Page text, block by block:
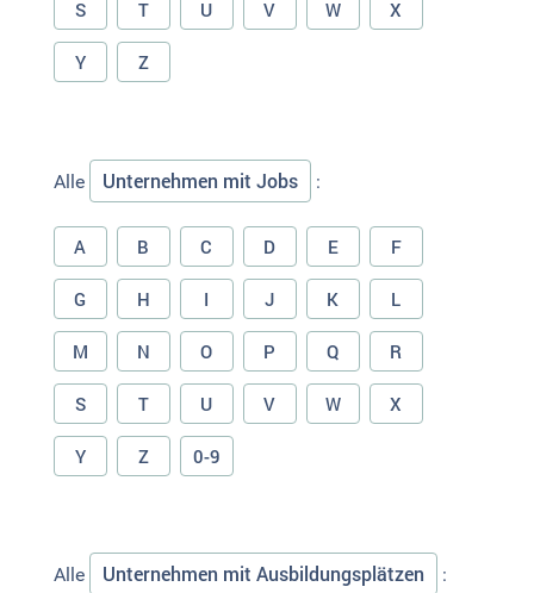
S T U V W X
Y Z
Alle Unternehmen mit Jobs :
A B C D E F
G H I J K L
M N O P Q R
S T U V W X
Y Z 0-9
Alle Unternehmen mit Ausbildungsplätzen :